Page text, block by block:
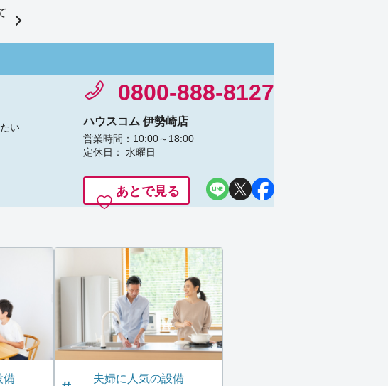
い
0800-888-8127
ハウスコム 伊勢崎店
営業時間：10:00～18:00
定休日： 水曜日
あとで見る
備 夫婦に人気の設備